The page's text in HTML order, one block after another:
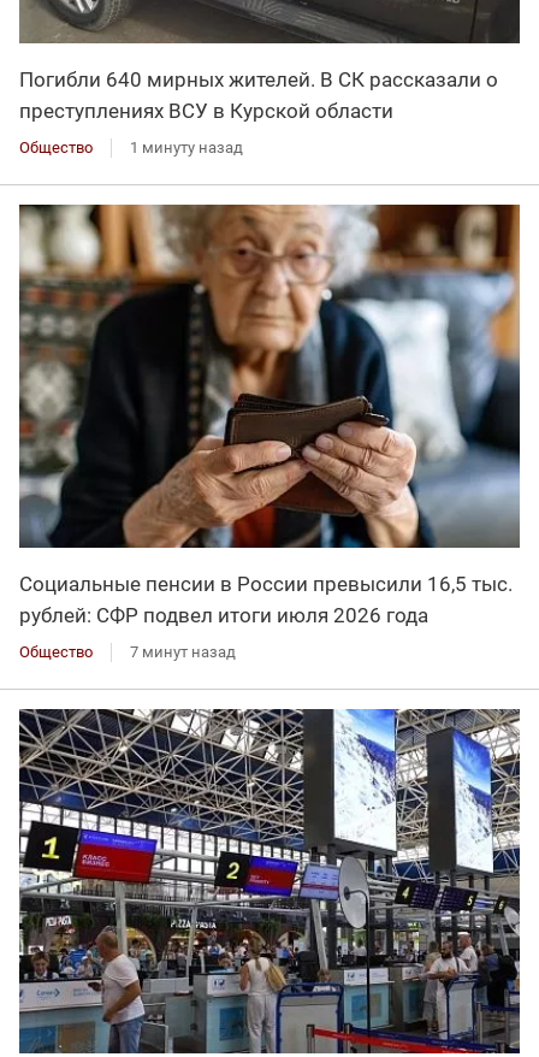
Погибли 640 мирных жителей. В СК рассказали о
преступлениях ВСУ в Курской области
Общество 1 минуту назад
Социальные пенсии в России превысили 16,5 тыс.
рублей: СФР подвел итоги июля 2026 года
Общество 7 минут назад